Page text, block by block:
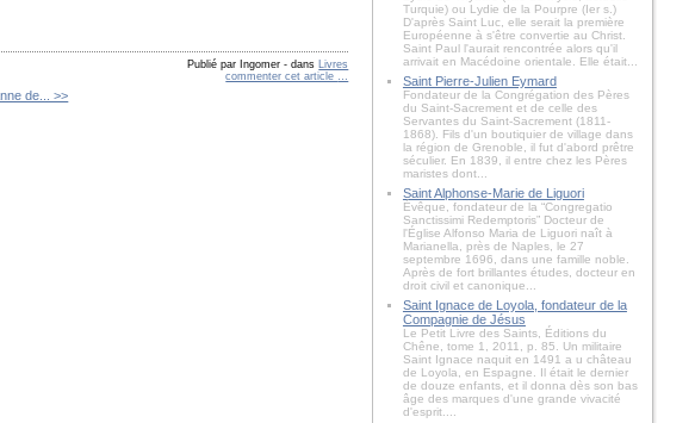
Publié par Ingomer - dans
Livres
commenter cet article
de... >>
Turquie) ou Lydie de la Pourpre (Ier s.)
D'après Saint Luc, elle serait la première
Européenne à s'être convertie au Christ.
Saint Paul l'aurait rencontrée alors qu'il
arrivait en Macédoine orientale. Elle était...
Saint Pierre-Julien Eymard
Fondateur de la Congrégation des Pères
du Saint-Sacrement et de celle des
Servantes du Saint-Sacrement (1811-
1868). Fils d'un boutiquier de village dans
la région de Grenoble, il fut d'abord prêtre
séculier. En 1839, il entre chez les Pères
maristes dont...
Saint Alphonse-Marie de Liguori
Évêque, fondateur de la “Congregatio
Sanctissimi Redemptoris” Docteur de
l'Église Alfonso Maria de Liguori naît à
Marianella, près de Naples, le 27
septembre 1696, dans une famille noble.
Après de fort brillantes études, docteur en
droit civil et canonique...
Saint Ignace de Loyola, fondateur de la
Compagnie de Jésus
Le Petit Livre des Saints, Éditions du
Chêne, tome 1, 2011, p. 85. Un militaire
Saint Ignace naquit en 1491 a u château
de Loyola, en Espagne. Il était le dernier
de douze enfants, et il donna dès son bas
âge des marques d'une grande vivacité
d'esprit....